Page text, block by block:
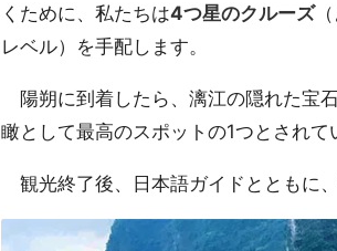
くために、私たちは4つ星のクルーズ
レベル）を手配します。
陽朔に到着したら、漓江の隠れた宝
瞰として最高のスポットの1つとされて
観光終了後、日本語ガイドとともに